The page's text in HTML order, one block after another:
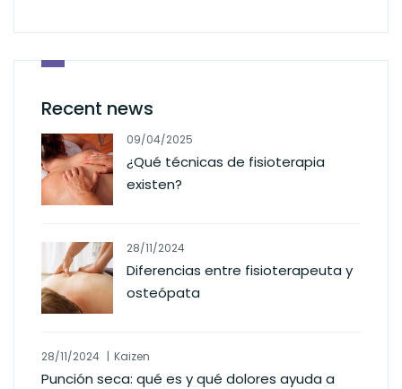
Recent news
09/04/2025
¿Qué técnicas de fisioterapia
existen?
28/11/2024
Diferencias entre fisioterapeuta y
osteópata
28/11/2024 Kaizen
Punción seca: qué es y qué dolores ayuda a